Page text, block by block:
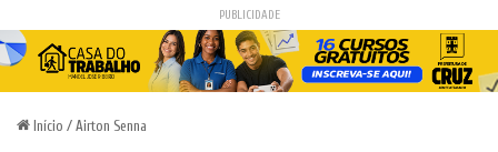
PUBLICIDADE
Início / Airton Senna